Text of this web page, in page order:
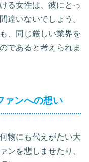
る女性は、彼にとっ
違いないでしょう。
、同じ厳しい業界を
であると考えられま
ァンへの想い
物にも代えがたい大
ンを悲しませたり、